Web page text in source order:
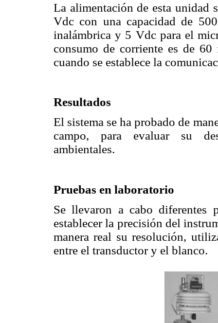
La alimentación de esta unidad
Vdc con una capacidad de
inalámbrica y 5 Vdc para el
consumo de corriente es de
cuando se establece la
Resultados
El sistema se ha probado de
campo, para evaluar su
ambientales.
Pruebas en laboratorio
Se llevaron a cabo diferentes
establecer la precisión del
manera real su resolución,
entre el transductor y el blanco.